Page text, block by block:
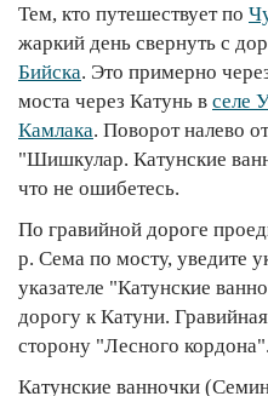
Тем, кто путешествует по
жаркий день свернуть с
Бийска. Это примерно
моста через Катунь в селе
Камлака. Поворот налево
"Шишкулар. Катунские
что не ошибетесь.
По гравийной дороге
р. Сема по мосту, уведите
указателе "Катунские
дорогу к Катуни.
сторону "Лесного кордона".
Катунские ванночки